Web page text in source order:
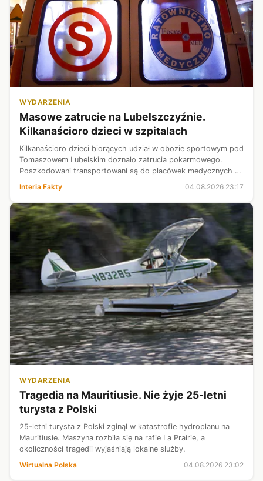
WYDARZENIA
Masowe zatrucie na Lubelszczyźnie.
Kilkanaścioro dzieci w szpitalach
Kilkanaścioro dzieci biorących udział w obozie sportowym pod
Tomaszowem Lubelskim doznało zatrucia pokarmowego.
Poszkodowani transportowani są do placówek medycznych w
Interia Fakty 04.08.2026 23:17
WYDARZENIA
Tragedia na Mauritiusie. Nie żyje 25-letni
turysta z Polski
25-letni turysta z Polski zginął w katastrofie hydroplanu na
Mauritiusie. Maszyna rozbiła się na rafie La Prairie, a
okoliczności tragedii wyjaśniają lokalne służby.
Wirtualna Polska
04.08.2026 23:02